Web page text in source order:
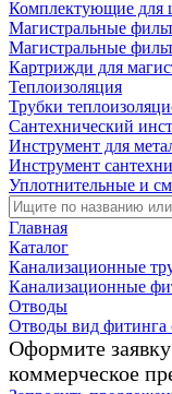
Комплектующие для
Магистральные
Магистральные
Картрижди для
Теплоизоляция
Трубки
Сантехнический
Инструмент для
Инструмент
Уплотнительные и
Главная
Каталог
Канализационные
Канализационные
Отводы
Отводы вид фитинга
Оформите
коммерческое